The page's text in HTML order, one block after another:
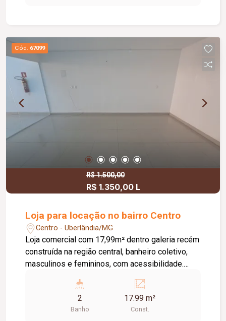
Cód. 67099
R$ 1.500,00
R$ 1.350,00 L
Loja para locação no bairro Centro
Centro - Uberlândia/MG
Loja comercial com 17,99m² dentro galeria recém
construída na região central, banheiro coletivo,
masculinos e femininos, com acessibilidade.
espaçosas, corredores largos, praça de
alimentação, WI-FI, zelador e sistema de
monitoramento.
2
Banho
17.99 m²
Const.